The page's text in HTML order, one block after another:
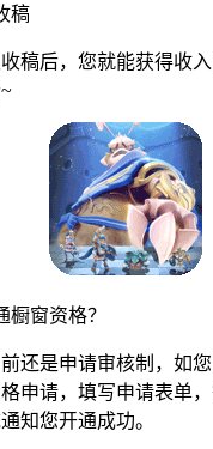
稿
后，您就能获得收入
窗资格？
是申请审核制，如您
申请，填写申请表单
知您开通成功。